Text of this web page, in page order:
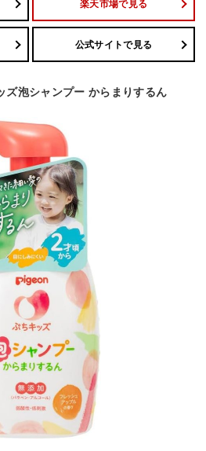
楽天市場で見る
公式サイトで見る
泡シャンプー からまりするん